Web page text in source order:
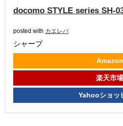
docomo STYLE series SH-
posted with カエレバ
シャープ
Amazon
楽天市場
Yahooショッ